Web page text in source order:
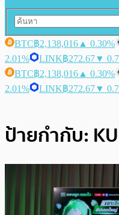
BTC฿2,138,016 ▲ 0.30%
2.01%
LINK฿272.67▼
BTC฿2,138,016 ▲ 0.30%
2.01%
LINK฿272.67▼
ป้ายกำกับ: